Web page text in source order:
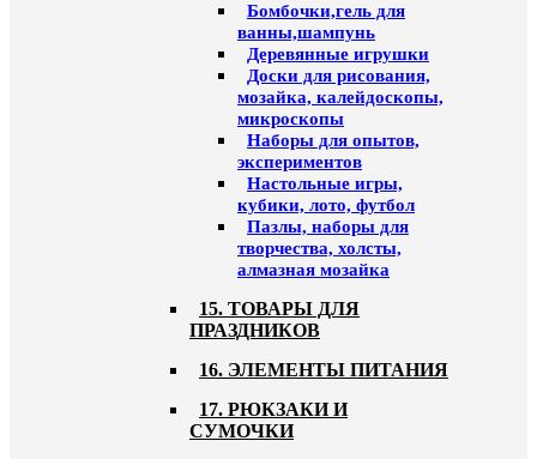
Бомбочки,гель для
ванны,шампунь
Деревянные игрушки
Доски для рисования,
мозайка, калейдоскопы,
микроскопы
Наборы для опытов,
экспериментов
Настольные игры,
кубики, лото, футбол
Пазлы, наборы для
творчества, холсты,
алмазная мозайка
15. ТОВАРЫ ДЛЯ
ПРАЗДНИКОВ
16. ЭЛЕМЕНТЫ ПИТАНИЯ
17. РЮКЗАКИ И
СУМОЧКИ